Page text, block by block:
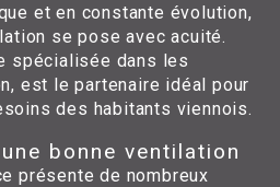
et en constante évolution,
se pose avec acuité.
spécialisée dans les
est le partenaire idéal pour
des habitants viennois.
bonne ventilation
présente de nombreux